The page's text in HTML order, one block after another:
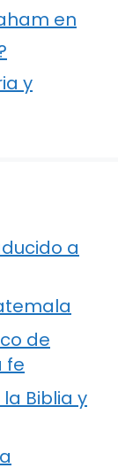
en
y
a
de
fe
Biblia y